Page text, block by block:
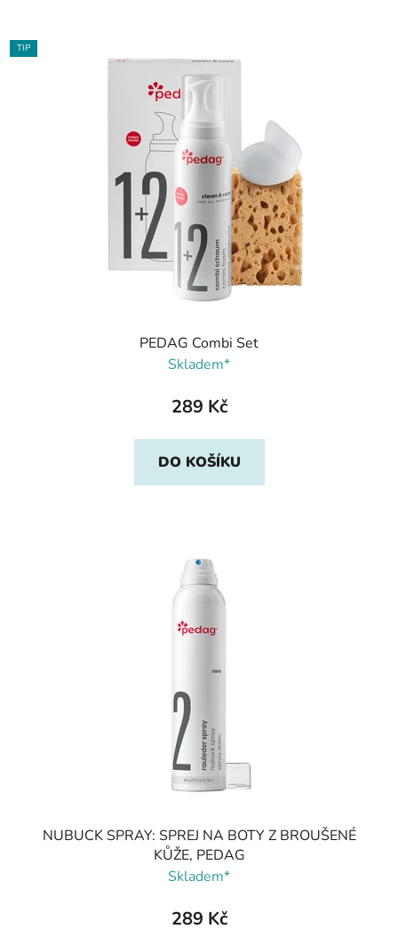
TIP
PEDAG Combi Set
Skladem*
289 Kč
DO KOŠÍKU
NUBUCK SPRAY: SPREJ NA BOTY Z BROUŠENÉ
KŮŽE, PEDAG
Skladem*
289 Kč